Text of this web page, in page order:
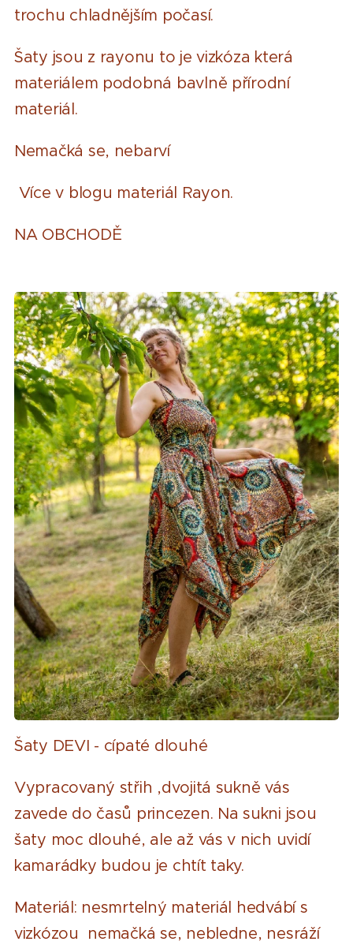
trochu chladnějším počasí.
Šaty jsou z rayonu to je vizkóza která
materiálem podobná bavlně přírodní
materiál.
Nemačká se, nebarví
Více v blogu materiál Rayon.
NA OBCHODĚ
Šaty DEVI - cípaté dlouhé
Vypracovaný střih ,dvojitá sukně vás
zavede do časů princezen. Na sukni jsou
šaty moc dlouhé, ale až vás v nich uvidí
kamarádky budou je chtít taky.
Materiál: nesmrtelný materiál hedvábí s
vizkózou nemačká se, nebledne, nesráží